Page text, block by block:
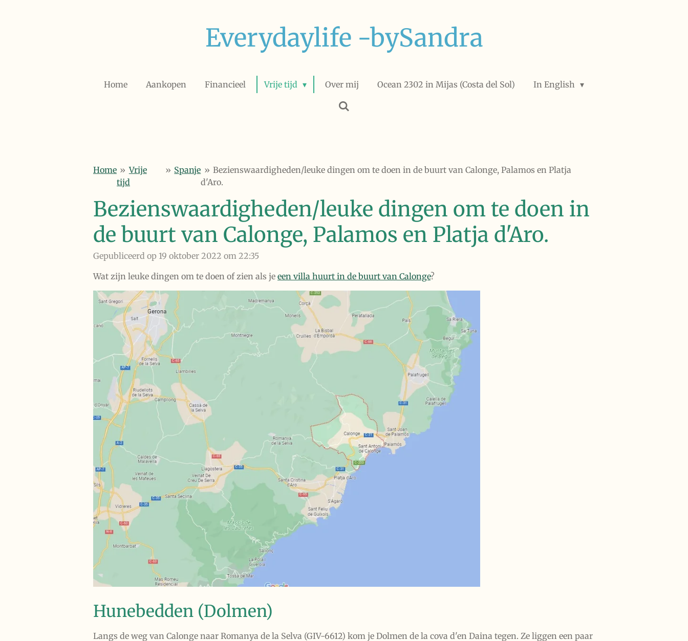
Everydaylife -bySandra
Home Aankopen Financieel Vrije tijd Over mij Ocean 2302 in Mijas (Costa del Sol) In English
Home » Vrije
tijd
» Spanje » Bezienswaardigheden/leuke dingen om te doen in de buurt van Calonge, Palamos en Platja
d'Aro.
Bezienswaardigheden/leuke dingen om te doen in
de buurt van Calonge, Palamos en Platja d'Aro.
Gepubliceerd op 19 oktober 2022 om 22:35
Wat zijn leuke dingen om te doen of zien als je een villa huurt in de buurt van Calonge?
Hunebedden (Dolmen)
Langs de weg van Calonge naar Romanya de la Selva (GIV-6612) kom je Dolmen de la cova d'en Daina tegen. Ze liggen een paar